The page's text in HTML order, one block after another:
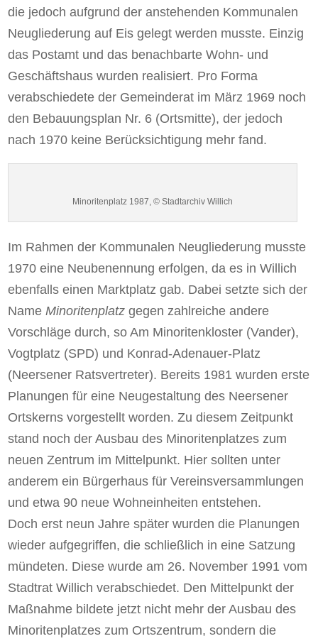
die jedoch aufgrund der anstehenden Kommunalen
Neugliederung auf Eis gelegt werden musste. Einzig
das Postamt und das benachbarte Wohn- und
Geschäftshaus wurden realisiert. Pro Forma
verabschiedete der Gemeinderat im März 1969 noch
den Bebauungsplan Nr. 6 (Ortsmitte), der jedoch
nach 1970 keine Berücksichtigung mehr fand.
Minoritenplatz 1987, © Stadtarchiv Willich
Im Rahmen der Kommunalen Neugliederung musste
1970 eine Neubenennung erfolgen, da es in Willich
ebenfalls einen Marktplatz gab. Dabei setzte sich der
NameMinoritenplatz gegen zahlreiche andere
Vorschläge durch, so Am Minoritenkloster (Vander),
Vogtplatz (SPD) und Konrad-Adenauer-Platz
(Neersener Ratsvertreter). Bereits 1981 wurden erste
Planungen für eine Neugestaltung des Neersener
Ortskerns vorgestellt worden. Zu diesem Zeitpunkt
stand noch der Ausbau des Minoritenplatzes zum
neuen Zentrum im Mittelpunkt. Hier sollten unter
anderem ein Bürgerhaus für Vereinsversammlungen
und etwa 90 neue Wohneinheiten entstehen.
Doch erst neun Jahre später wurden die Planungen
wieder aufgegriffen, die schließlich in eine Satzung
mündeten. Diese wurde am 26. November 1991 vom
Stadtrat Willich verabschiedet. Den Mittelpunkt der
Maßnahme bildete jetzt nicht mehr der Ausbau des
Minoritenplatzes zum Ortszentrum, sondern die